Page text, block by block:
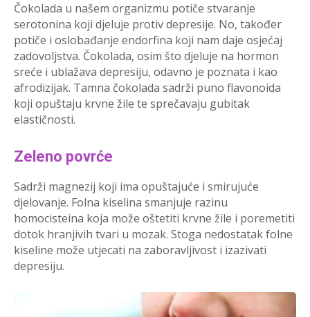
Čokolada u našem organizmu potiče stvaranje
serotonina koji djeluje protiv depresije. No, također
potiče i oslobađanje endorfina koji nam daje osjećaj
zadovoljstva. Čokolada, osim što djeluje na hormon
sreće i ublažava depresiju, odavno je poznata i kao
afrodizijak. Tamna čokolada sadrži puno flavonoida
koji opuštaju krvne žile te sprečavaju gubitak
elastičnosti.
Zeleno povrće
Sadrži magnezij koji ima opuštajuće i smirujuće
djelovanje. Folna kiselina smanjuje razinu
homocisteina koja može oštetiti krvne žile i poremetiti
dotok hranjivih tvari u mozak. Stoga nedostatak folne
kiseline može utjecati na zaboravljivost i izazivati
depresiju.